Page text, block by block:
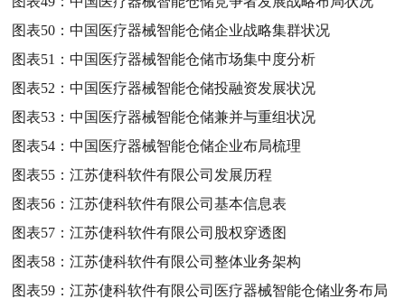
图表50：中国医疗器械智能仓储企业战略集群状况
图表51：中国医疗器械智能仓储市场集中度分析
图表52：中国医疗器械智能仓储投融资发展状况
图表53：中国医疗器械智能仓储兼并与重组状况
图表54：中国医疗器械智能仓储企业布局梳理
图表55：江苏倢科软件有限公司发展历程
图表56：江苏倢科软件有限公司基本信息表
图表57：江苏倢科软件有限公司股权穿透图
图表58：江苏倢科软件有限公司整体业务架构
图表59：江苏倢科软件有限公司医疗器械智能仓储业务布局